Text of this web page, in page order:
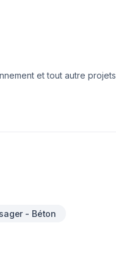
et tout autre projets
- Béton